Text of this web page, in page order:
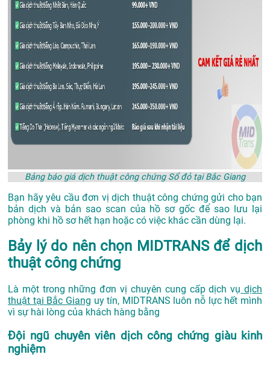
Bảng báo giá dịch thuật công chứng Sổ đỏ tại Bắc Giang
Bạn hãy yêu cầu đơn vị dịch thuật công chứng gửi cho bạn
bản dịch và bản sao scan của hồ sơ gốc để sao lưu lại
phòng khi hồ sơ hết hạn hoặc có việc khác cần dùng lại.
Bảy lý do nên chọn MIDTRANS để dịch
thuật công chứng
Là một trong những đơn vị chuyên cung cấp dịch vụ dịch
thuật tại Bắc Giang uy tín, MIDTRANS luôn nỗ lực hết mình
vì sự hài lòng của khách hàng bằng
Đội ngũ chuyên viên dịch công chứng giàu kinh
nghiệm